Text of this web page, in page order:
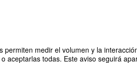
permiten medir el volumen y la
aceptarlas todas. Este aviso seguirá
Organizado por